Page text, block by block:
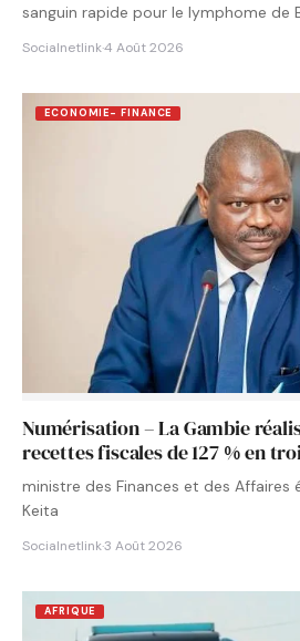
sanguin rapide pour le lymphome de
Socialnetlink·4 Août 2026
ECONOMIE- FINANCE
Numérisation – La Gambie
recettes fiscales de 127 % en
ministre des Finances et des Affaires
Keita
Socialnetlink·3 Août 2026
AFRIQUE